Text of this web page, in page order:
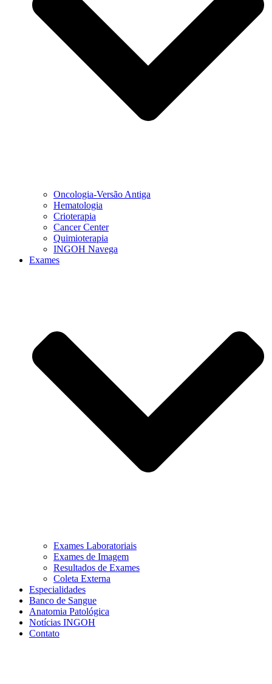
Oncologia-Versão Antiga
Hematologia
Crioterapia
Cancer Center
Quimioterapia
INGOH Navega
Exames
Exames Laboratoriais
Exames de Imagem
Resultados de Exames
Coleta Externa
Especialidades
Banco de Sangue
Anatomia Patológica
Notícias INGOH
Contato